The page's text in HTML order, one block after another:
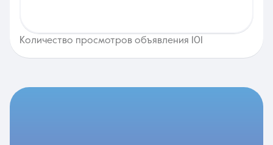
Количество просмотров объявления 101